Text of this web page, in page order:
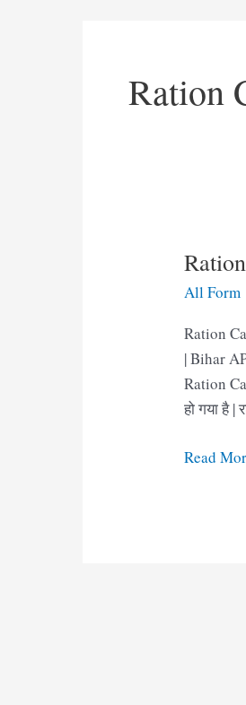
Ration
All Form
Ration
| Bihar
Ration
हो गया है |
Ration
Read